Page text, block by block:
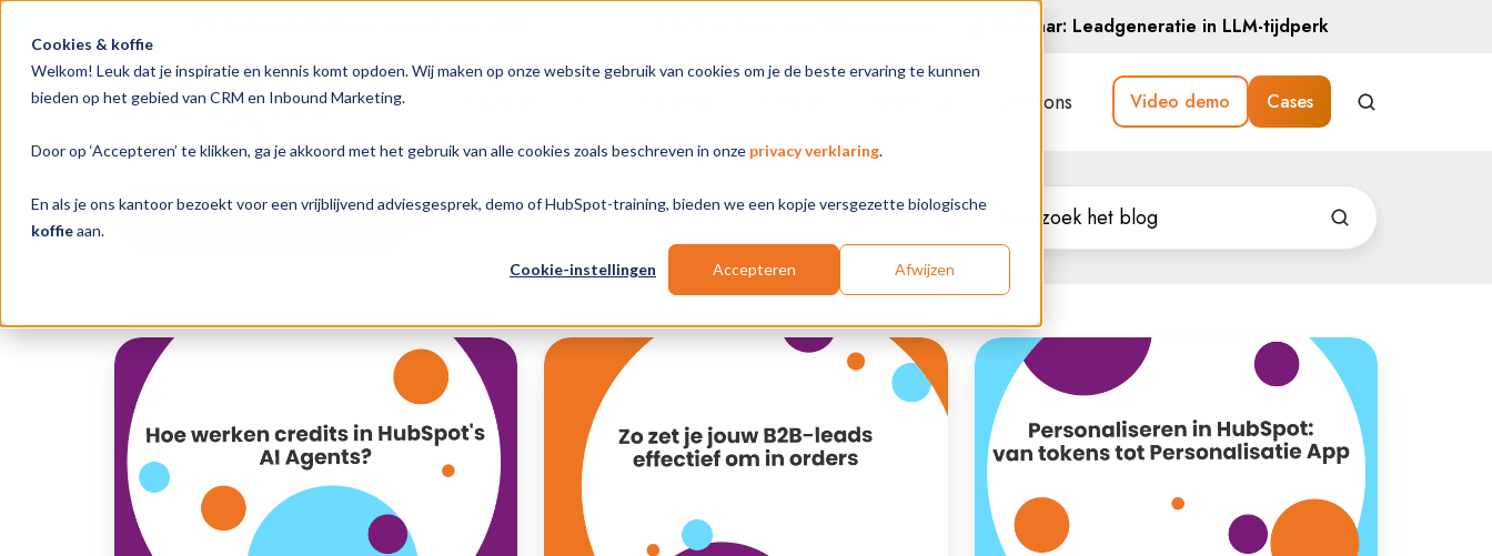
Cookies & koffie
Welkom! Leuk dat je inspiratie en kennis komt opdoen. Wij maken op onze website gebruik van cookies om je de beste ervaring te kunnen
bieden op het gebied van CRM en Inbound Marketing.
Door op ‘Accepteren’ te klikken, ga je akkoord met het gebruik van alle cookies zoals beschreven in onze privacy verklaring.
En als je ons kantoor bezoekt voor een vrijblijvend adviesgesprek, demo of HubSpot-training, bieden we een kopje versgezette biologische
koffieaan.
Cookie-instellingen Accepteren Afwijzen
Webinar: Leadgeneratie in LLM-tijdperk
Over ons Video demo Cases
Alle onderwerpen
Hoe
werken
credits
in
HubSpot's
AI
Agents?
Zo
B2B-
leads
effectief
Personaliseren
HubSpot:
van
tokens
tot
Personalisatie